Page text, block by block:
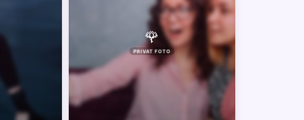
🌹
PRIVAT FOTO